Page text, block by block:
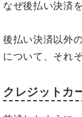
なぜ後払い決済
後払い決済以外
について、それ
クレジットカ